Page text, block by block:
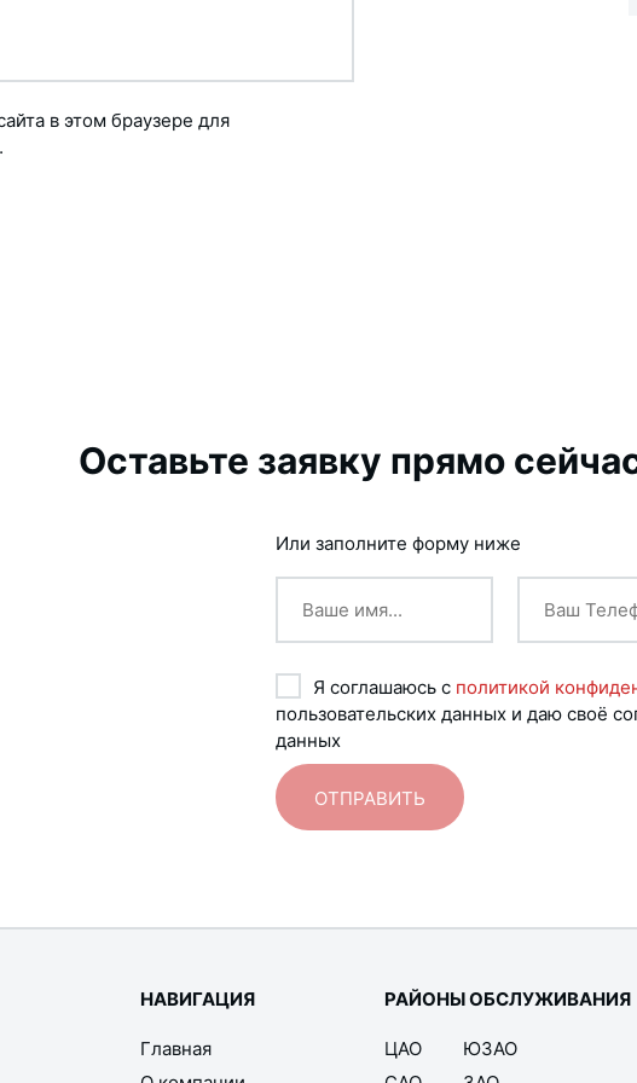
в этом браузере для
Оставьте заявку прямо
Или заполните форму ниже
Я соглашаюсь с политикой
пользовательских данных и даю своё
данных
НАВИГАЦИЯ
Главная
РАЙОНЫ ОБСЛУЖИВАНИЯ
ЦАО
ЮЗАО